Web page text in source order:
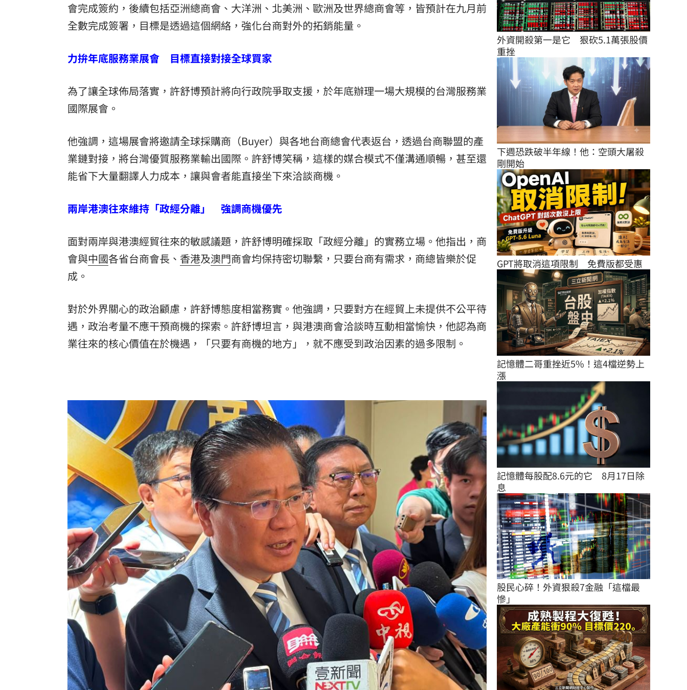
會完成簽約，後續包括亞洲總商會、大洋洲、北美洲、歐洲及世界總商會等，皆預計在九月前
全數完成簽署，目標是透過這個網絡，強化台商對外的拓銷能量。
力拚年底服務業展會 目標直接對接全球買家
為了讓全球佈局落實，許舒博預計將向行政院爭取支援，於年底辦理一場大規模的台灣服務業
國際展會。
他強調，這場展會將邀請全球採購商（Buyer）與各地台商總會代表返台，透過台商聯盟的產
業鏈對接，將台灣優質服務業輸出國際。許舒博笑稱，這樣的媒合模式不僅溝通順暢，甚至還
能省下大量翻譯人力成本，讓與會者能直接坐下來洽談商機。
兩岸港澳往來維持「政經分離」 強調商機優先
面對兩岸與港澳經貿往來的敏感議題，許舒博明確採取「政經分離」的實務立場。他指出，商
會與中國各省台商會長、 香港及澳門商會均保持密切聯繫，只要台商有需求，商總皆樂於促
成。
對於外界關心的政治顧慮，許舒博態度相當務實。他強調，只要對方在經貿上未提供不公平待
遇，政治考量不應干預商機的探索。許舒博坦言，與港澳商會洽談時互動相當愉快，他認為商
業往來的核心價值在於機遇，「只要有商機的地方」，就不應受到政治因素的過多限制。
外資開殺第一是它　狠砍5.1萬張股價
重挫
下週恐跌破半年線！他：空頭大屠殺
剛開始
GPT將取消這項限制　免費版都受惠
記憶體二哥重挫近5%！這4檔逆勢上
漲
記憶體每股配8.6元的它　8月17日除
息
股民心碎！外資狠殺7金融「這檔最
慘」